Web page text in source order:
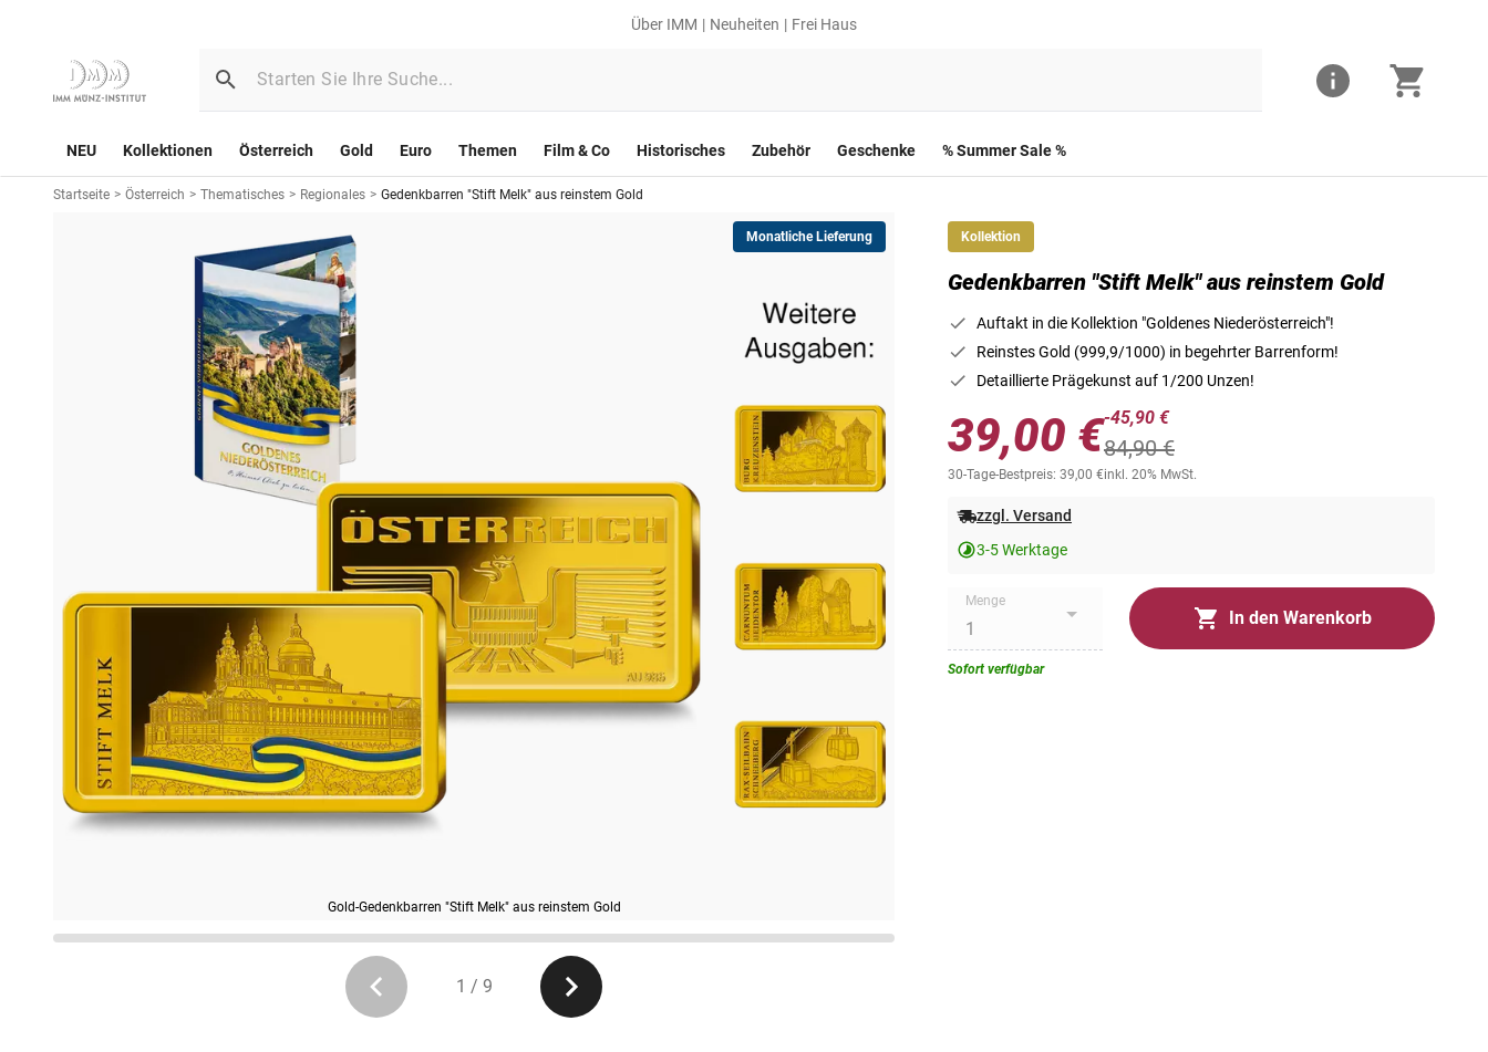
Über IMM Neuheiten Frei Haus
NEU Kollektionen Österreich Gold Euro Themen Film & Co Historisches Zubehör Geschenke % Summer Sale %
Startseite > Österreich > Thematisches > Regionales > Gedenkbarren "Stift Melk" aus reinstem Gold
Monatliche Lieferung
Gold-Gedenkbarren "Stift Melk" aus reinstem Gold
Die Vorderseite der Startausgabe "Stift Melk"
1 / 9
Kollektion
Gedenkbarren "Stift Melk" aus reinstem Gold
Auftakt in die Kollektion "Goldenes Niederösterreich"!
Reinstes Gold (999,9/1000) in begehrter Barrenform!
Detaillierte Prägekunst auf 1/200 Unzen!
39,00 €-45,90 €
84,90 €
30-Tage-Bestpreis: 39,00 €inkl. 20% MwSt.
zzgl. Versand
3-5 Werktage
Menge
In den Warenkorb
Sofort verfügbar